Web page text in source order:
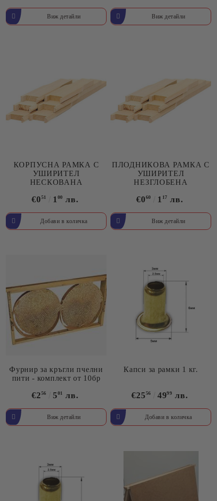
Виж детайли Виж детайли
КОРПУСНА РАМКА С
УШИРИТЕЛ
НЕСКОВАНА
€051 1 00 лв.
ПЛОДНИКОВА РАМКА С
УШИРИТЕЛ
НЕЗГЛОБЕНА
€060 1 17 лв.
Виж детайли
Фурнир за кръгли пчелни
пити - комплект от 10бр
€256 501 лв.
Виж детайли
Капси за рамки 1 кг.
€2556 4999 лв.